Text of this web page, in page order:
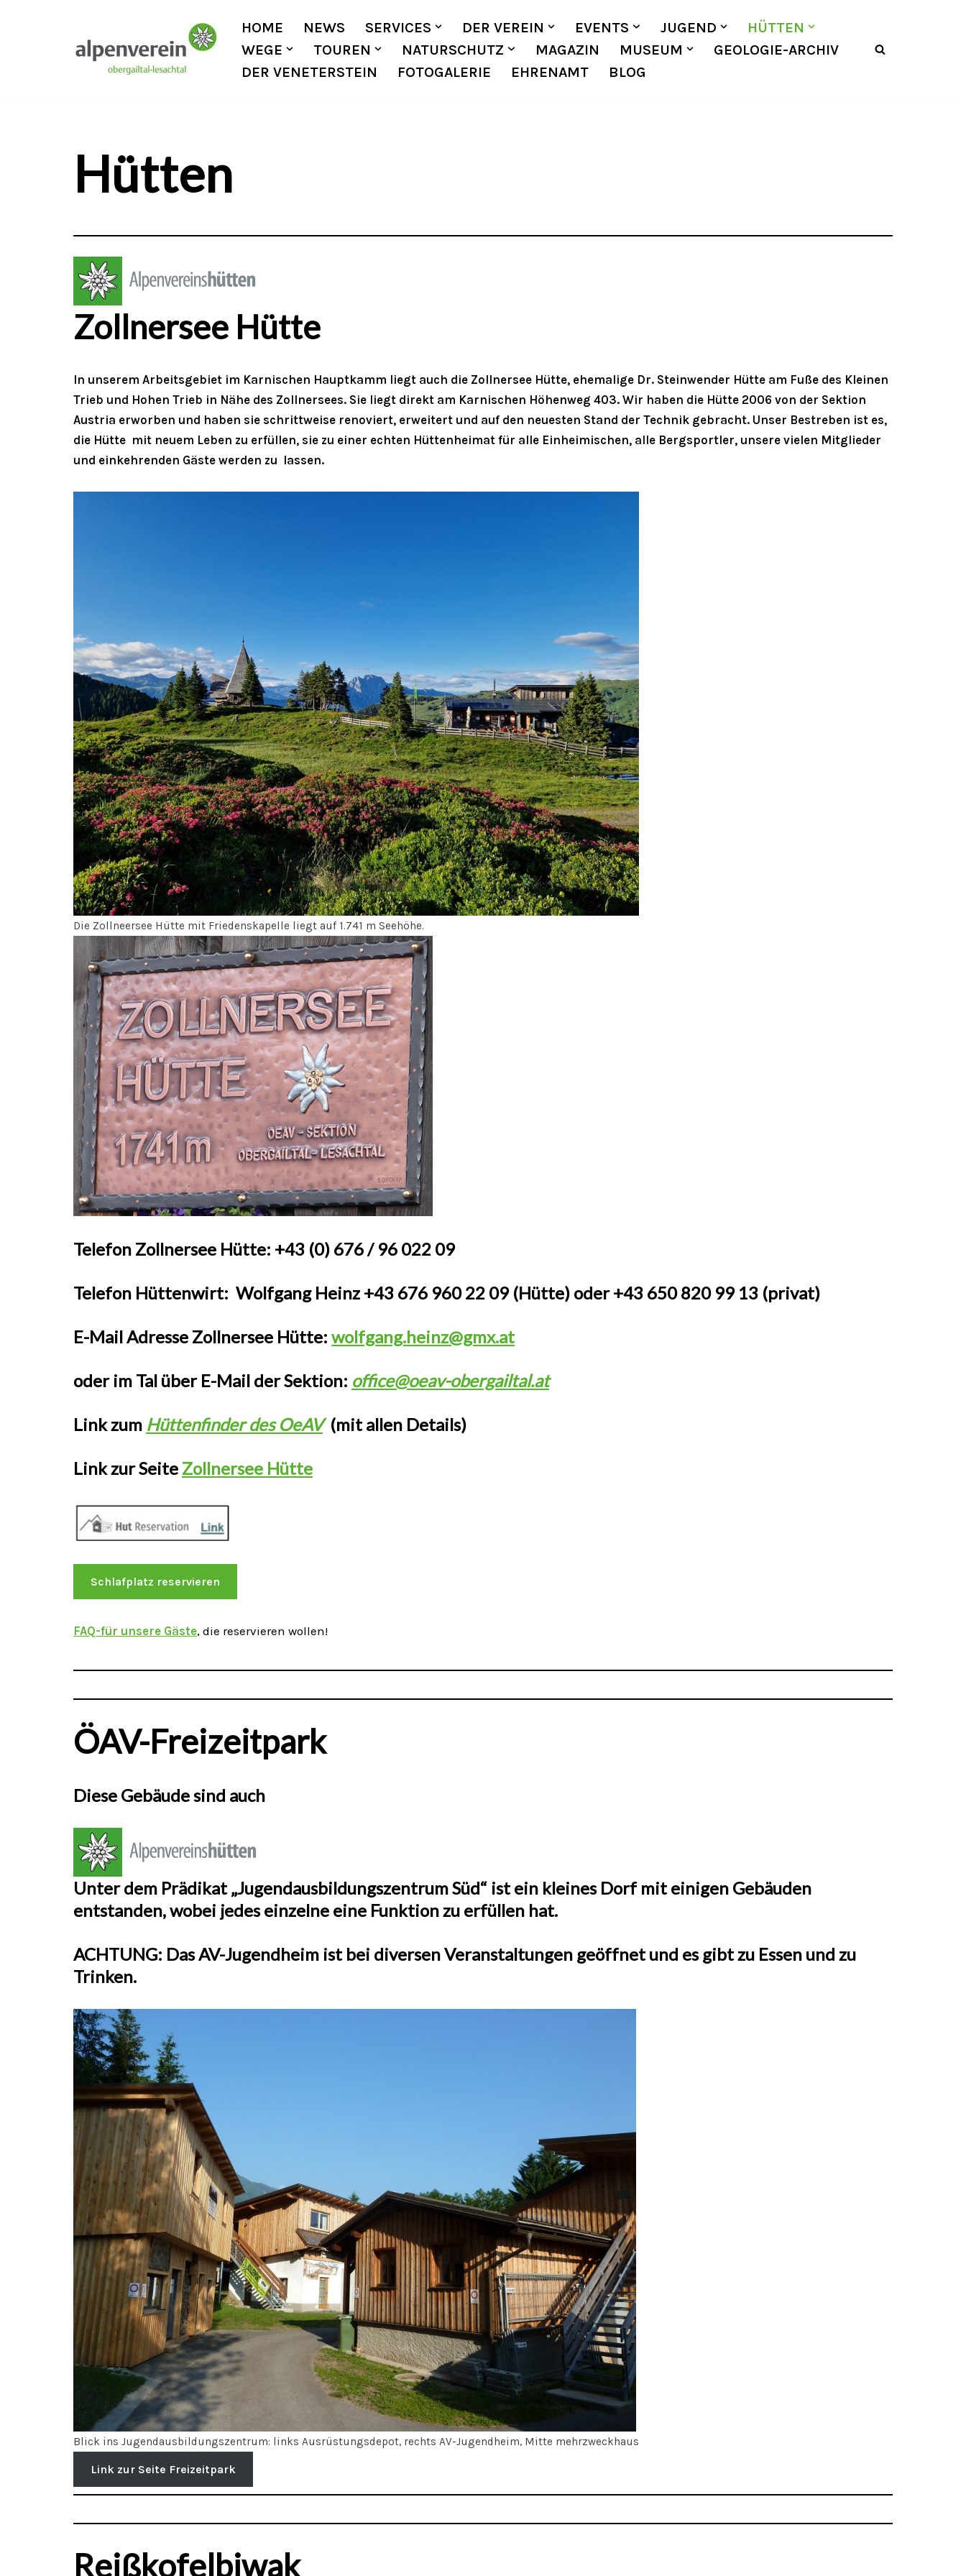
HOME NEWS SERVICES DER VEREIN EVENTS JUGEND
HÜTTEN
WEGE
TOUREN NATURSCHUTZ MAGAZIN MUSEUM
GEOLOGIE-ARCHIV
DER VENETERSTEIN
FOTOGALERIE EHRENAMT BLOG
Hütten
Zollnersee Hütte
In unserem Arbeitsgebiet im Karnischen Hauptkamm liegt auch die Zollnersee Hütte, ehemalige Dr. Steinwender Hütte am Fuße des Kleinen
Trieb und Hohen Trieb in Nähe des Zollnersees. Sie liegt direkt am Karnischen Höhenweg 403. Wir haben die Hütte 2006 von der Sektion
Austria erworben und haben sie schrittweise renoviert, erweitert und auf den neuesten Stand der Technik gebracht. Unser Bestreben ist es,
die Hütte mit neuem Leben zu erfüllen, sie zu einer echten Hüttenheimat für alle Einheimischen, alle Bergsportler, unsere vielen Mitglieder
und einkehrenden Gäste werden zu lassen.
Die Zollneersee Hütte mit Friedenskapelle liegt auf 1.741 m Seehöhe.
Telefon Zollnersee Hütte: +43 (0) 676 / 96 022 09
Telefon Hüttenwirt: Wolfgang Heinz +43 676 960 22 09 (Hütte) oder +43 650 820 99 13 (privat)
E-Mail Adresse Zollnersee Hütte: wolfgang.heinz@gmx.at
oder im Tal über E-Mail der Sektion: office@oeav-obergailtal.at
Link zum Hüttenfinder des OeAV(mit allen Details)
Link zur Seite Zollnersee Hütte
Schlafplatz reservieren
FAQ-für unsere Gäste, die reservieren wollen!
ÖAV-Freizeitpark
Diese Gebäude sind auch
Unter dem Prädikat „Jugendausbildungszentrum Süd“ ist ein kleines Dorf mit einigen Gebäuden
entstanden, wobei jedes einzelne eine Funktion zu erfüllen hat.
ACHTUNG: Das AV-Jugendheim ist bei diversen Veranstaltungen geöffnet und es gibt zu Essen und zu
Trinken.
Blick ins Jugendausbildungszentrum: links Ausrüstungsdepot, rechts AV-Jugendheim, Mitte mehrzweckhaus
Link zur Seite Freizeitpark
Reißkofelbiwak